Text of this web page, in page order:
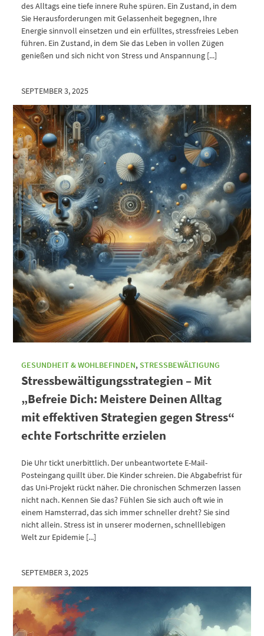
des Alltags eine tiefe innere Ruhe spüren. Ein Zustand, in dem
Sie Herausforderungen mit Gelassenheit begegnen, Ihre
Energie sinnvoll einsetzen und ein erfülltes, stressfreies Leben
führen. Ein Zustand, in dem Sie das Leben in vollen Zügen
genießen und sich nicht von Stress und Anspannung [...]
SEPTEMBER 3, 2025
GESUNDHEIT & WOHLBEFINDEN, STRESSBEWÄLTIGUNG
Stressbewältigungsstrategien – Mit
„Befreie Dich: Meistere Deinen Alltag
mit effektiven Strategien gegen Stress“
echte Fortschritte erzielen
Die Uhr tickt unerbittlich. Der unbeantwortete E-Mail-
Posteingang quillt über. Die Kinder schreien. Die Abgabefrist für
das Uni-Projekt rückt näher. Die chronischen Schmerzen lassen
nicht nach. Kennen Sie das? Fühlen Sie sich auch oft wie in
einem Hamsterrad, das sich immer schneller dreht? Sie sind
nicht allein. Stress ist in unserer modernen, schnelllebigen
Welt zur Epidemie [...]
SEPTEMBER 3, 2025